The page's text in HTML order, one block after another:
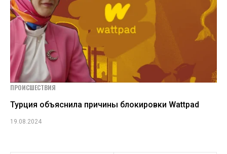
ПРОИСШЕСТВИЯ
Турция объяснила причины блокировки Wattpad
19.08.2024